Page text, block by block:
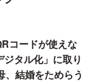
コードが使えな
タル化」に取り
、結婚をためらう